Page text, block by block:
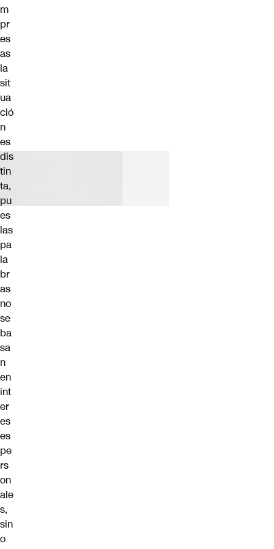
m
pr
es
as
la
sit
ua
ció
n
es
dis
tin
ta,
pu
es
las
pa
la
br
as
no
se
ba
sa
n
en
int
er
es
es
pe
rs
on
ale
s,
sin
o